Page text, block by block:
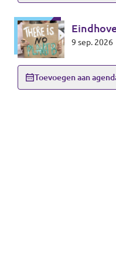
Energy
9 sep. 2026
Eindhoven
Toevoegen aan